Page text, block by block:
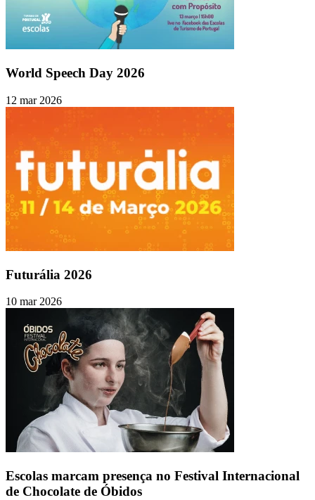
World Speech Day 2026
12 mar 2026
Futurália 2026
10 mar 2026
Escolas marcam presença no Festival Internacional
de Chocolate de Óbidos